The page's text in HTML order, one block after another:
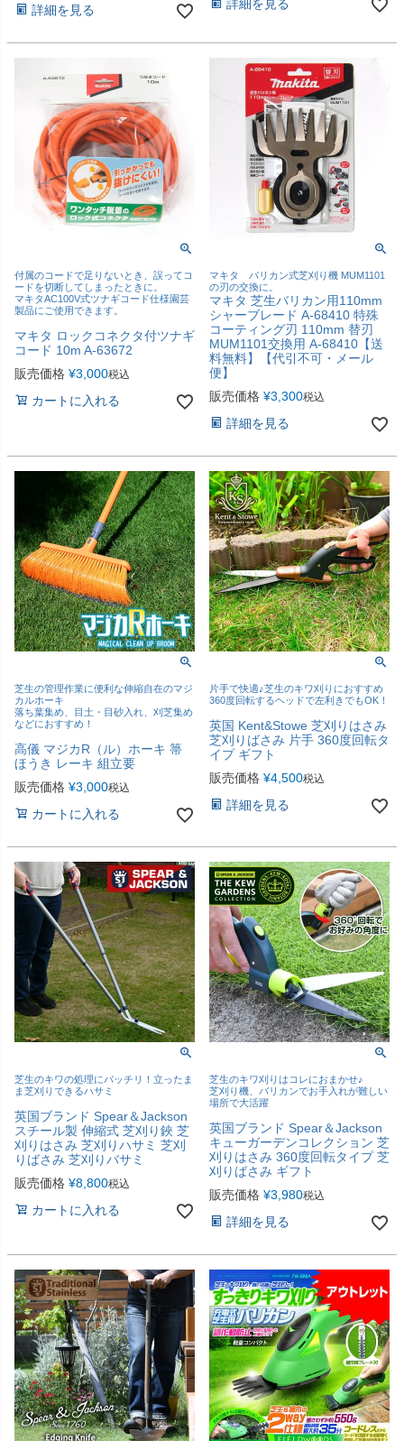
詳細を見る 詳細を見る
付属のコードで足りないとき、誤ってコ
ードを切断してしまったときに。
マキタAC100V式ツナギコード仕様園芸
製品にご使用できます。
マキタ ロックコネクタ付ツナギ
コード 10m A-63672
販売価格 ¥3,000税込
カートに入れる
マキタ バリカン式芝刈り機 MUM1101
の刃の交換に。
マキタ 芝生バリカン用110mm
シャーブレード A-68410 特殊
コーティング刃 110mm 替刃
MUM1101交換用 A-68410【送
料無料】【代引不可・メール
便】
販売価格 ¥3,300税込
詳細を見る
芝生の管理作業に便利な伸縮自在のマジ
カルホーキ
落ち葉集め、目土・目砂入れ、刈芝集め
などにおすすめ！
高儀 マジカR（ル）ホーキ 箒
ほうき レーキ 組立要
販売価格 ¥3,000税込
カートに入れる
片手で快適♪芝生のキワ刈りにおすすめ
360度回転するヘッドで左利きでもOK！
英国 Kent&Stowe 芝刈りはさみ
芝刈りばさみ 片手 360度回転タ
イプ ギフト
販売価格 ¥4,500税込
詳細を見る
芝生のキワの処理にバッチリ！立ったま
ま芝刈りできるハサミ
英国ブランド Spear＆Jackson
スチール製 伸縮式 芝刈り鋏 芝
刈りはさみ 芝刈りハサミ 芝刈
りばさみ 芝刈りバサミ
販売価格 ¥8,800税込
カートに入れる
芝生のキワ刈りはコレにおまかせ♪
芝刈り機、バリカンでお手入れが難しい
場所で大活躍
英国ブランド Spear＆Jackson
キューガーデンコレクション 芝
刈りはさみ 360度回転タイプ 芝
刈りばさみ ギフト
販売価格 ¥3,980税込
詳細を見る